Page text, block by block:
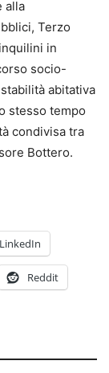
alla
Terzo
in
socio-
abitativa
stesso tempo
condivisa tra
Bottero.
LinkedIn
Reddit